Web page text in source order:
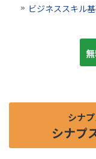
ビジネススキル
シナ
シナプ